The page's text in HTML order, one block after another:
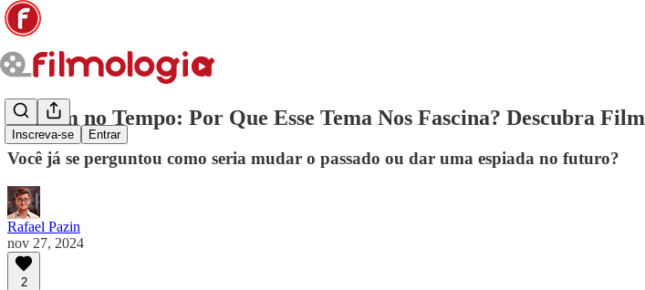
Inscreva-se Entrar
Viagem no Tempo: Por Que Esse Tema Nos Fascina? Descubra
Você já se perguntou como seria mudar o passado ou dar uma espiada no futuro?
Rafael Pazin
nov 27, 2024
2